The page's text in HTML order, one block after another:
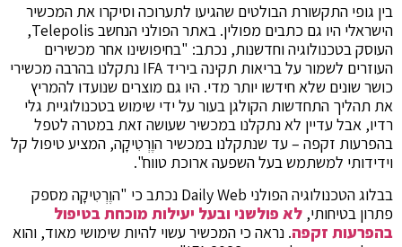
בין גופי התקשורת הבולטים שהגיעו לתערוכה וסיקרו את המכשיר
הישראלי היו גם כתבים מפולין. באתר הפולני הנחשב Telepolis,
העוסק בטכנולוגיה וחדשנות, נכתב: "בחיפושינו אחר מכשירים
העוזרים לשמור על בריאות תקינה ביריד IFA נתקלנו בהרבה מכשירי
כושר שונים שלא חידשו יותר מדי. היו גם מוצרים שנועדו להמריץ
את תהליך התחדשות הקולגן בעור על ידי שימוש בטכנולוגיית גלי
רדיו, אבל עדיין לא נתקלנו במכשיר שעושה זאת במטרה לטפל
בהפרעות זקפה – עד שנתקלנו במכשיר הוֶרְטִיקָה, המציע טיפול קל
וידידותי למשתמש בעל השפעה ארוכת טווח".
בבלוג הטכנולוגיה הפולני Daily Web נכתב כי "הוֶרְטִיקָה מספק
פתרון בטיחותי, לא פולשני ובעל יעילות מוכחת בטיפול
בהפרעות זקפה. נראה כי המכשיר עשוי להיות שימושי מאוד, והוא